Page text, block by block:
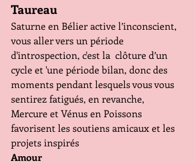
Taureau
Saturne en Bélier active l’inconscient,
vous aller vers un période
d'introspection, c'est la  clôture d’un
cycle et 'une période bilan, donc des
moments pendant lesquels vous vous
sentirez fatigués, en revanche,
Mercure et Vénus en Poissons
favorisent les soutiens amicaux et les
projets inspirés
Amour